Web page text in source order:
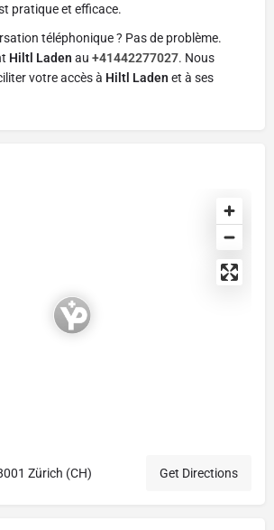
pratique et efficace.
téléphonique ? Pas de problème.
Hiltl Laden au +41442277027. Nous
votre accès à Hiltl Laden et à ses
Zürich (CH) Get Directions